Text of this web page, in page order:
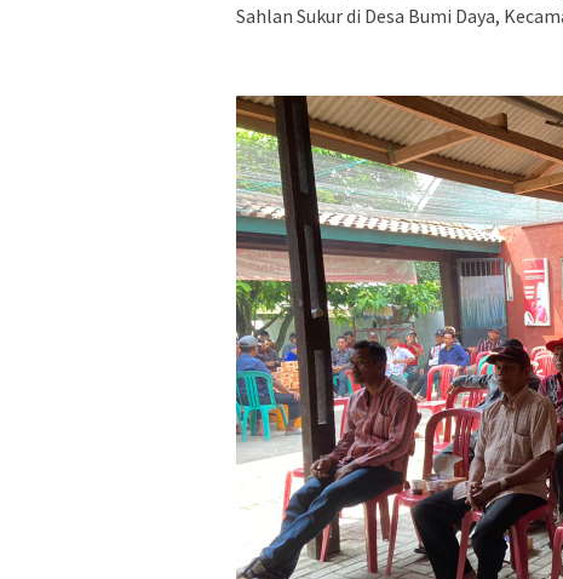
Sahlan Sukur di Desa Bumi Daya,